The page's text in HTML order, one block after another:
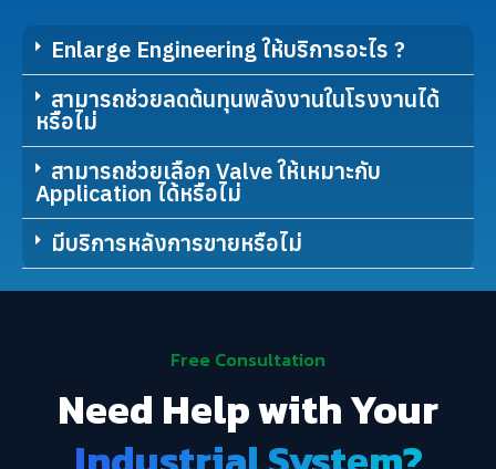
Enlarge Engineering ให้บริการอะไร ?
สามารถช่วยลดต้นทุนพลังงานในโรงงานได้
หรือไม่
สามารถช่วยเลือก Valve ให้เหมาะกับ
Application ได้หรือไม่
มีบริการหลังการขายหรือไม่
Free Consultation
Need Help with Your